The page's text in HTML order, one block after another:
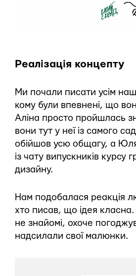
Реалізація концепту
Ми почали писати усім
кому були впевнені, що
Аліна просто пройшлась
вони тут у неї із самого
обійшов усю общагу, а
із чату випускників курсу
дизайну.
Нам подобалася реакція
хто писав, що ідея класна.
не знайомі, охоче
надсилали свої малюнки.